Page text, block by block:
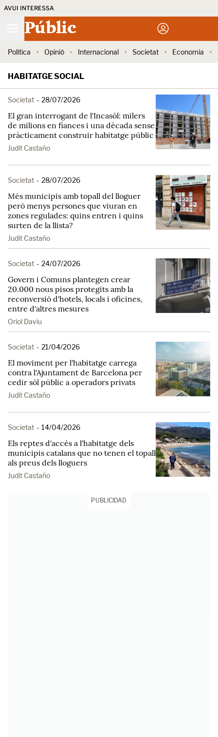
AVUI INTERESSA
Públic
Política Opinió Internacional Societat Economia
HABITATGE SOCIAL
Societat - 28/07/2026
El gran interrogant de l'Incasòl: milers
de milions en fiances i una dècada sense
pràcticament construir habitatge públic
Judit Castaño
Societat - 28/07/2026
Més municipis amb topall del lloguer
però menys persones que viuran en
zones regulades: quins entren i quins
surten de la llista?
Judit Castaño
Societat - 24/07/2026
Govern i Comuns plantegen crear
20.000 nous pisos protegits amb la
reconversió d'hotels, locals i oficines,
entre d'altres mesures
Oriol Daviu
Societat - 21/04/2026
El moviment per l'habitatge carrega
contra l'Ajuntament de Barcelona per
cedir sòl públic a operadors privats
Judit Castaño
Societat - 14/04/2026
Els reptes d'accés a l'habitatge dels
municipis catalans que no tenen el topall
als preus dels lloguers
Judit Castaño
PUBLICIDAD